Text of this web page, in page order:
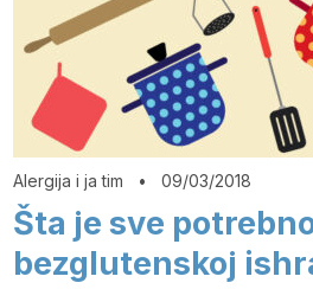
Alergija i ja tim •09/03/2018
Šta je sve
bezglutenskoj